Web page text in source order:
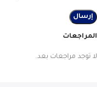
المراجعات
لا توجد مراجعات بعد.